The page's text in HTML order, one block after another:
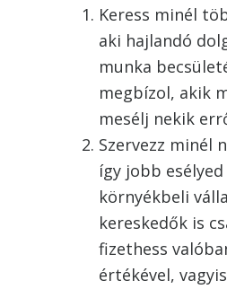
Keress minél
aki hajlandó
munka
megbízol, akik
mesélj nekik
Szervezz minél
így jobb
környékbeli
kereskedők is
fizethess
értékével,